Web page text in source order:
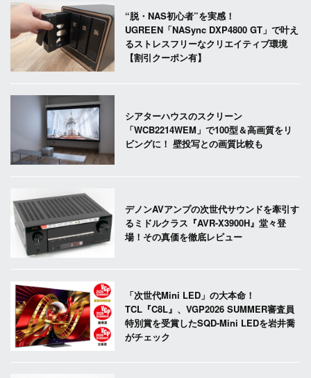
“脱・NAS初心者”を実感！
UGREEN「NASync DXP4800 GT」で叶え
るストレスフリーなクリエイティブ環境
【割引クーポン有】
シアターハウスのスクリーン
「WCB2214WEM」で100型＆高画質をリ
ビングに！ 壁投写との画質比較も
デノンAVアンプの次世代サウンドを牽引す
るミドルクラス『AVR-X3900H』堂々登
場！その真価を徹底レビュー
「次世代Mini LED」の大本命！
TCL『C8L』、VGP2026 SUMMER審査員
特別賞を受賞したSQD-Mini LEDを岩井喬
がチェック